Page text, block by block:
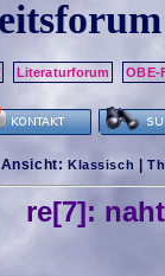
Literaturforum OBE-
Ansicht:Klassisch
re[7]: